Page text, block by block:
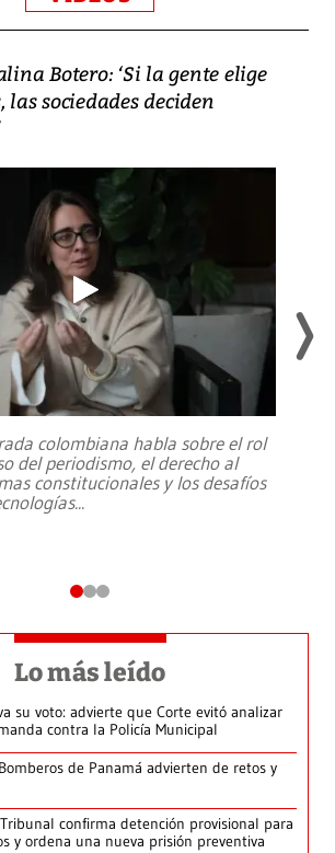
Botero: ‘Si la gente elige
sociedades deciden
colombiana habla sobre el rol
del periodismo, el derecho al
constitucionales y los desafíos
...
Lo más leído
su voto: advierte que Corte evitó analizar
contra la Policía Municipal
de Panamá advierten de retos y
confirma detención provisional para
y ordena una nueva prisión preventiva